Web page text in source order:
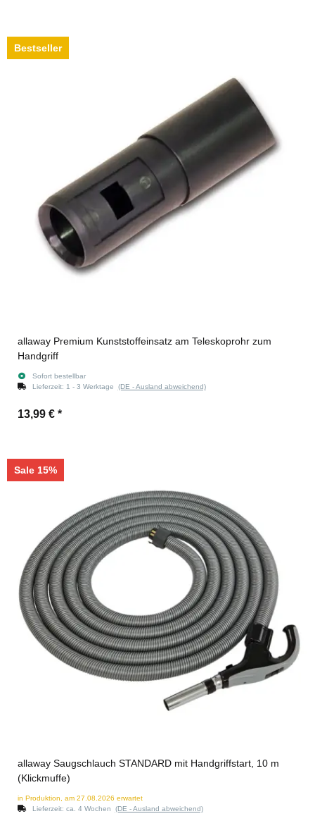
Bestseller
allaway Premium Kunststoffeinsatz am Teleskoprohr zum
Handgriff
Sofort bestellbar
Lieferzeit: 1 - 3 Werktage (DE - Ausland abweichend)
13,99 € *
Sale 15%
allaway Saugschlauch STANDARD mit Handgriffstart, 10 m
(Klickmuffe)
in Produktion, am 27.08.2026 erwartet
Lieferzeit: ca. 4 Wochen (DE - Ausland abweichend)